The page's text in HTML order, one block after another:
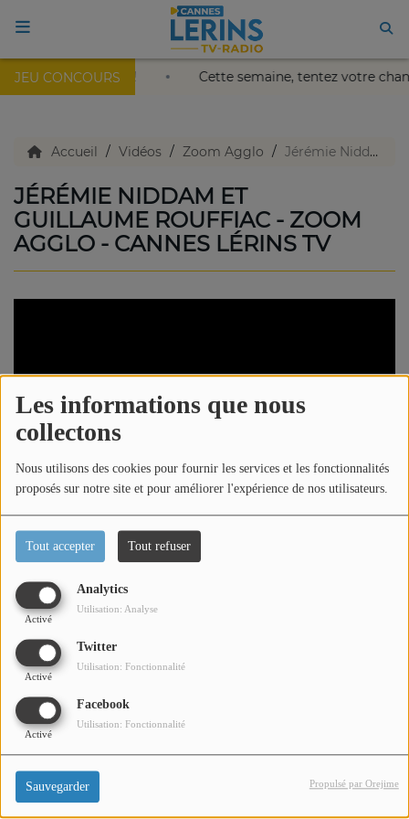
Les informations que nous
collectons
Nous utilisons des cookies pour fournir les services et les fonctionnalités
proposés sur notre site et pour améliorer l'expérience de nos utilisateurs.
Tout accepter Tout refuser
Analytics
Activé
Utilisation: Analyse
Twitter
Activé
Utilisation: Fonctionnalité
Facebook
Activé
Utilisation: Fonctionnalité
Sauvegarder Propulsé par Orejime
JEU CONCOURS
Nikaïa de Nice ! Cette semaine, tentez votre
TV en direct
Replay TV
Emissions TV
Titres diffusés
Diffusions
Podcasts
Jeu concours
Contactez-nous
Se connecter
Accueil Vidéos Zoom Agglo Jérémie Niddam et Guillaume Rouffiac - Zoom Agglo - Cannes Lérins TV
JÉRÉMIE NIDDAM ET
GUILLAUME ROUFFIAC - ZOOM
AGGLO - CANNES LÉRINS TV
Guillaume Rouffiac Président et Vice Président de la
section Cannes Sophia Antipolis du CJD. Présentation et